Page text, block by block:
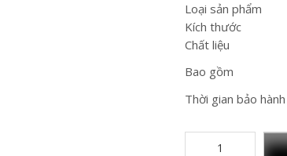
Loại sản phẩm
Kích thước
Chất liệu
Bao gồm
Thời gian bảo hành